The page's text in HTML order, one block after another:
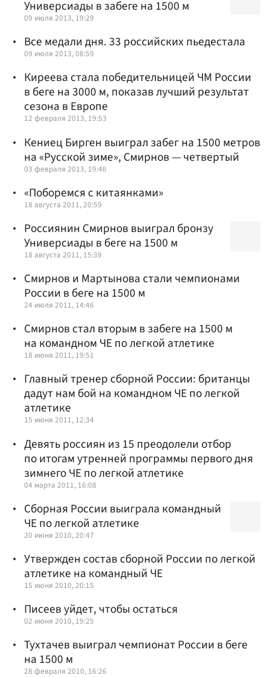
Универсиады в забеге на 1500 м
09 июля 2013, 19:29
Все медали дня. 33 российских пьедестала
09 июля 2013, 08:59
Киреева стала победительницей ЧМ России
в беге на 3000 м, показав лучший результат
сезона в Европе
12 февраля 2013, 19:53
Кениец Бирген выиграл забег на 1500 метров
на «Русской зиме», Смирнов — четвертый
03 февраля 2013, 19:46
«Поборемся с китаянками»
18 августа 2011, 20:59
Россиянин Смирнов выиграл бронзу
Универсиады в беге на 1500 м
18 августа 2011, 15:39
Смирнов и Мартынова стали чемпионами
России в беге на 1500 м
24 июля 2011, 14:46
Смирнов стал вторым в забеге на 1500 м
на командном ЧЕ по легкой атлетике
18 июня 2011, 19:51
Главный тренер сборной России: британцы
дадут нам бой на командном ЧЕ по легкой
атлетике
15 июня 2011, 12:34
Девять россиян из 15 преодолели отбор
по итогам утренней программы первого дня
зимнего ЧЕ по легкой атлетике
04 марта 2011, 16:08
Сборная России выиграла командный
ЧЕ по легкой атлетике
20 июня 2010, 20:47
Утвержден состав сборной России по легкой
атлетике на командный ЧЕ
15 июня 2010, 20:15
Писеев уйдет, чтобы остаться
02 июня 2010, 19:25
Тухтачев выиграл чемпионат России в беге
на 1500 м
28 февраля 2010, 16:26